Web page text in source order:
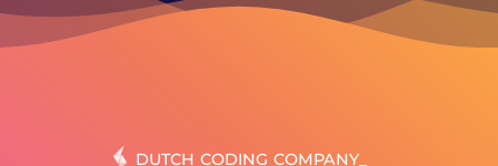
DUTCH CODING